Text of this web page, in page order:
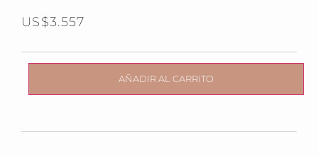
US$3.557
AÑADIR AL CARRITO